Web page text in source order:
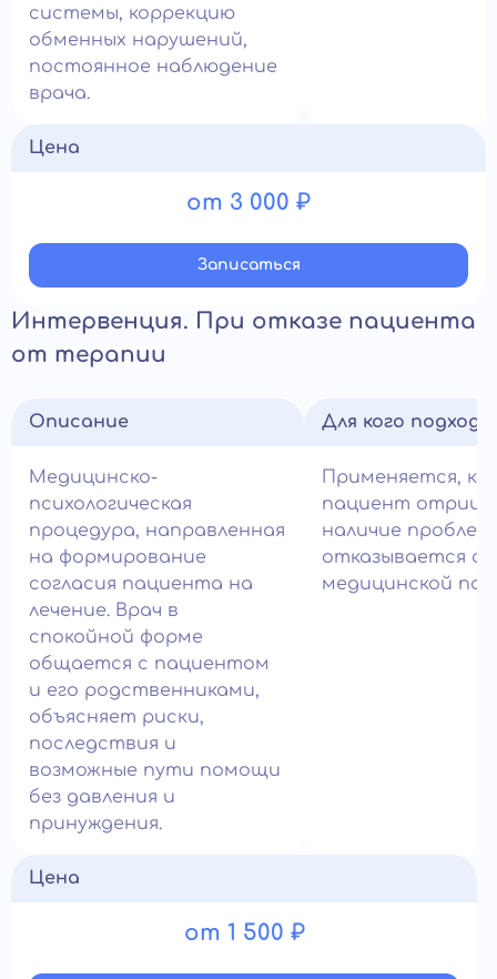
системы, коррекцию
обменных нарушений,
постоянное наблюдение
врача.
Цена
от 3 000 ₽
Записатьcя
Интервенция. При отказе пациента
от терапии
Описание
Медицинско-
психологическая
процедура, направленная
на формирование
согласия пациента на
лечение. Врач в
спокойной форме
общается с пациентом
и его родственниками,
объясняет риски,
последствия и
возможные пути помощи
без давления и
принуждения.
Для кого
Применяется,
пациент
наличие
отказывается
медицинской
Цена
от 1 500 ₽